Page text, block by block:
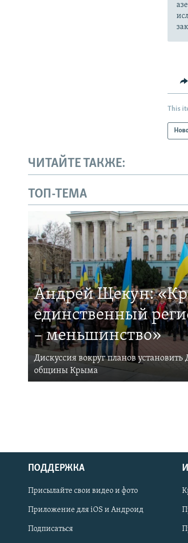
Українською
Qırımtatar
ПРИСОЕДИНЯЙТЕСЬ!
This
ЧИТАЙТЕ ТАКЖЕ:
ТОП-ТЕМА
Андрей Щекун:
единственный
– меньшинство»
Дискуссия вокруг планов
общины Крыма
ПОДДЕРЖКА
Присылайте свои видео и фото
Приложение для iOS и Андроид
Подписаться